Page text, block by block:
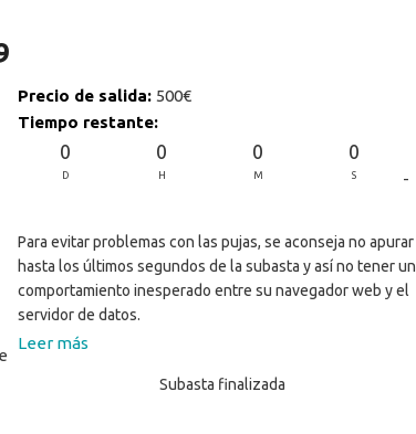
Precio de salida: 500€
Tiempo restante:
0
D
0
H
0
M
0
S -
Para evitar problemas con las pujas, se aconseja no apurar
hasta los últimos segundos de la subasta y así no tener un
comportamiento inesperado entre su navegador web y el
servidor de datos.
Leer más
Subasta finalizada